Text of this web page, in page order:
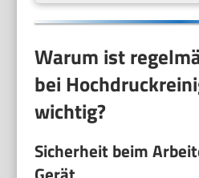
Warum ist
bei
wichtig?
Sicherheit beim